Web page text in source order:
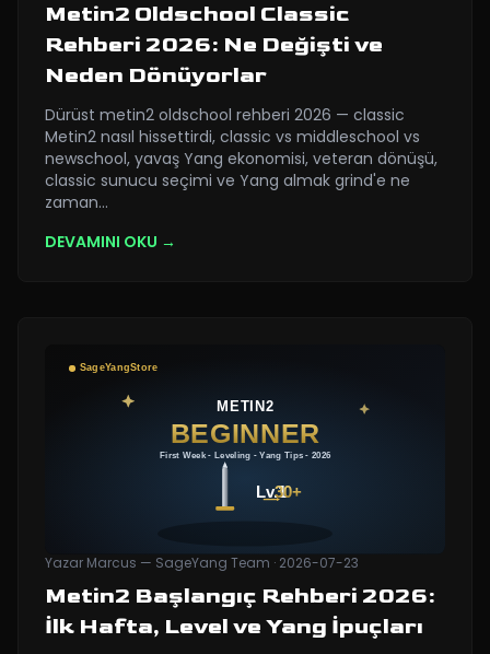
Metin2 Oldschool Classic
Rehberi 2026: Ne Değişti ve
Neden Dönüyorlar
Dürüst metin2 oldschool rehberi 2026 — classic
Metin2 nasıl hissettirdi, classic vs middleschool vs
newschool, yavaş Yang ekonomisi, veteran dönüşü,
classic sunucu seçimi ve Yang almak grind'e ne
zaman…
DEVAMINI OKU →
Yazar Marcus — SageYang Team · 2026-07-23
Metin2 Başlangıç Rehberi 2026:
İlk Hafta, Level ve Yang İpuçları